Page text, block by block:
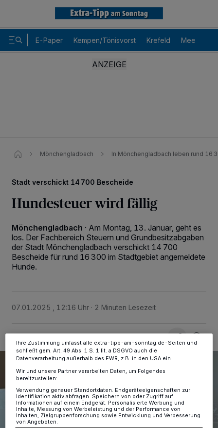
E-Paper Kempen/Tönisvorst Krefeld Meerbusch
Mönchengladbach In Mönchengladbach leben rund 16
Stadt verschickt 14 700 Bescheide
Hundesteuer wird fällig
Mönchengladbach · Am Montag, 13. Januar, geht es
los. Der Fachbereich Steuern und Grundbesitzabgaben
der Stadt Mönchengladbach verschickt 14 700
Bescheide für rund 16 300 im Stadtgebiet angemeldete
Hunde.
07.01.2025 , 12:16 Uhr 2 Minuten Lesezeit
Wir und unsere218-Partner speichern und greifen auf
personenbezogene Daten wie Browserdaten oder eindeutige
Kennungen auf Ihrem Gerät zu. Durch Auswahl von OK aktivieren Sie
Tracking-Technologien für die unter „Wir und unsere Partner
ändern oder Ihre Einwilligung zu widerrufen, indem Sie auf den Link
Ihre Zustimmung umfasst alle extra-tipp-am-sonntag.de-Seiten und
schließt gem. Art. 49 Abs. 1 S. 1 lit. a DSGVO auch die
Datenverarbeitung außerhalb des EWR, z.B. in den USA ein.
Wir und unsere Partner verarbeiten Daten, um Folgendes
bereitzustellen:
Verwendung genauer Standortdaten. Endgeräteeigenschaften zur
Identifikation aktiv abfragen. Speichern von oder Zugriff auf
Informationen auf einem Endgerät. Personalisierte Werbung und
Inhalte, Messung von Werbeleistung und der Performance von
Inhalten, Zielgruppenforschung sowie Entwicklung und Verbesserung
von Angeboten.